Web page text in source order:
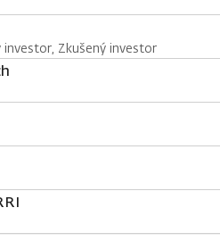
Zkušený investor